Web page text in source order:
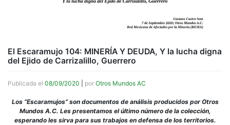
El Escaramujo 104: MINERÍA Y DEUDA, Y la lucha digna
del Ejido de Carrizalillo, Guerrero
Publicada el 08/09/2020 por Otros Mundos AC
Los “Escaramujos” son documentos de análisis producidos por Otros
Mundos A.C. Les presentamos el último número de la colección,
esperando les sirva para sus trabajos en defensa de los territorios.